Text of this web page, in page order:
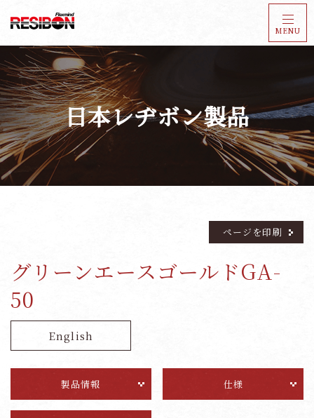
MENU
日本レヂボン製品
ページを印刷
グリーンエースゴールドGA-
50
English
製品情報 仕様